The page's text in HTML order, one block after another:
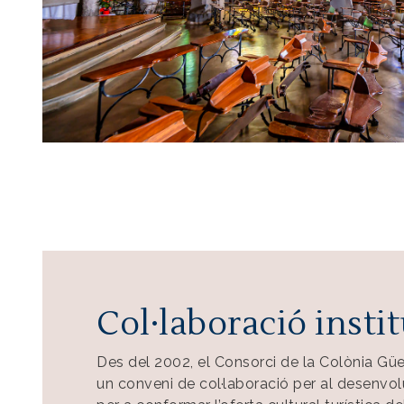
Col·laboració
Des del 2002, el Consorci de la Colònia
un conveni de col·laboració per al